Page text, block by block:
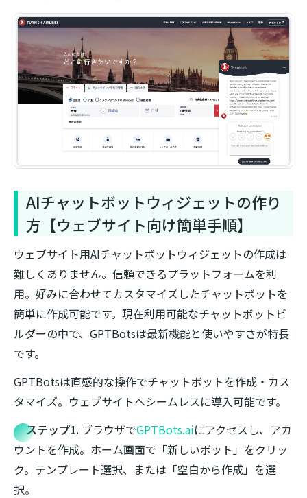
AIチャットボットウィジェットの作り
方【ウェブサイト向け簡単手順】
ウェブサイト用AIチャットボットウィジェットの作成は
難しくありません。信頼できるプラットフォームを利
用。好みに合わせてカスタマイズしたチャットボットを
簡単に作成可能です。現在利用可能なチャットボットビ
ルダーの中で、GPTBotsは最新機能と使いやすさが特長
です。
GPTBotsは直感的な操作でチャットボットを作成・カス
タマイズ。ウェブサイトへシームレスに導入可能です。
ステップ1. ブラウザでGPTBots.aiにアクセスし、アカ
ウントを作成。ホーム画面で「新しいボット」をクリッ
ク。テンプレート選択、または「空白から作成」を選
択。